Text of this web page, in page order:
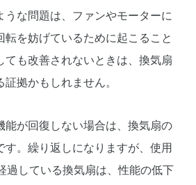
うな問題は、ファンやモーターに
転を妨げているために起こること
ても改善されないときは、換気扇
拠かもしれません。
能が回復しない場合は、換気扇の
す。繰り返しになりますが、使用
過している換気扇は、性能の低下